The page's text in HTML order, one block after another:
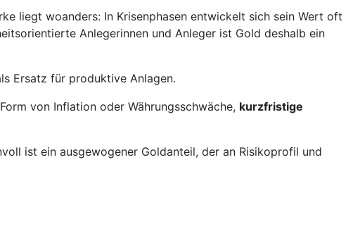
liegt woanders: In Krisenphasen entwickelt sich sein Wert oft
Anlegerinnen und Anleger ist Gold deshalb ein
Ersatz für produktive Anlagen.
von Inflation oder Währungsschwäche, kurzfristige
ist ein ausgewogener Goldanteil, der an Risikoprofil und